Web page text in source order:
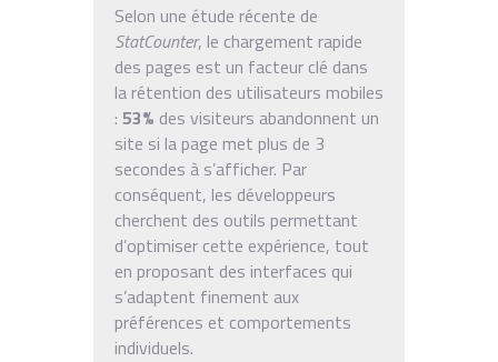
Selon une étude récente de
StatCounter, le chargement rapide
des pages est un facteur clé dans
la rétention des utilisateurs mobiles
: 53% des visiteurs abandonnent un
site si la page met plus de 3
secondes à s’afficher. Par
conséquent, les développeurs
cherchent des outils permettant
d’optimiser cette expérience, tout
en proposant des interfaces qui
s’adaptent finement aux
préférences et comportements
individuels.